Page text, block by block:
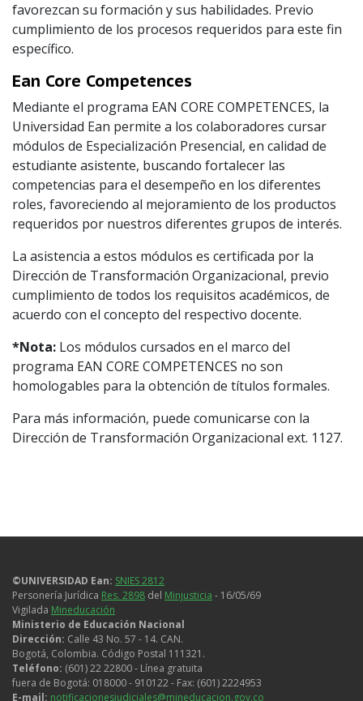
favorezcan su formación y sus habilidades. Previo
cumplimiento de los procesos requeridos para este fin
específico.
Ean Core Competences
Mediante el programa EAN CORE COMPETENCES, la
Universidad Ean permite a los colaboradores cursar
módulos de Especialización Presencial, en calidad de
estudiante asistente, buscando fortalecer las
competencias para el desempeño en los diferentes
roles, favoreciendo al mejoramiento de los productos
requeridos por nuestros diferentes grupos de interés.
La asistencia a estos módulos es certificada por la
Dirección de Transformación Organizacional, previo
cumplimiento de todos los requisitos académicos, de
acuerdo con el concepto del respectivo docente.
*Nota: Los módulos cursados en el marco del
programa EAN CORE COMPETENCES no son
homologables para la obtención de títulos formales.
Para más información, puede comunicarse con la
Dirección de Transformación Organizacional ext. 1127.
©UNIVERSIDAD Ean: SNIES 2812
Personería Jurídica Res. 2898 del Minjusticia - 16/05/69
Vigilada Mineducación
Ministerio de Educación Nacional
Dirección: Calle 43 No. 57 - 14. CAN.
Bogotá, Colombia. Código Postal 111321.
Teléfono: (601) 22 22800 - Línea gratuita
fuera de Bogotá: 018000 - 910122 - Fax: (601) 2224953
E-mail: notificacionesjudiciales@mineducacion.gov.co